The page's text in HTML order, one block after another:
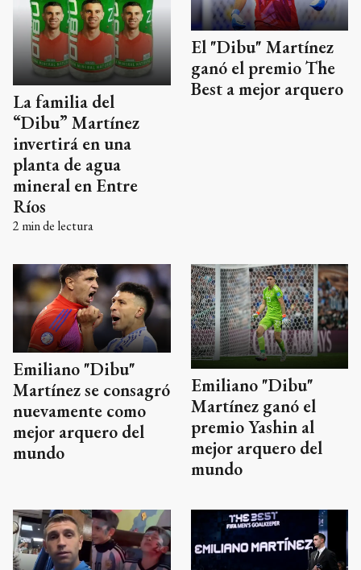
La familia del
“Dibu” Martínez
invertirá en una
planta de agua
mineral en Entre
Ríos
2 min de lectura
El "Dibu" Martínez
ganó el premio The
Best a mejor arquero
Emiliano "Dibu"
Martínez se consagró
nuevamente como
mejor arquero del
mundo
Emiliano "Dibu"
Martínez ganó el
premio Yashin al
mejor arquero del
mundo